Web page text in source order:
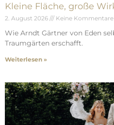
Kleine Fläche, große
2. August 2026 Keine Kommentare
Wie Arndt Gärtner von Eden
Traumgärten erschafft.
Weiterlesen »